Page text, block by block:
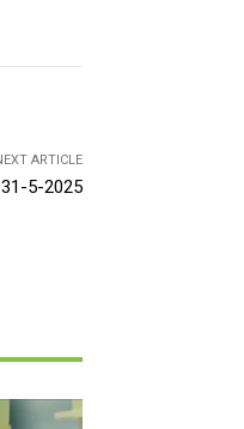
ARTICLE
5-2025